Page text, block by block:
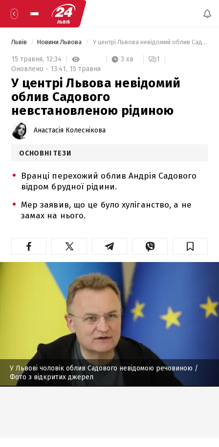
Львів Новини Львова У центрі Львова невідомий облив Садового невстановленою рідиною
15 травня, 12:34 3 хв
1
Оновлено - 13:41, 15 травня
У центрі Львова невідомий
облив Садового
невстановленою рідиною
Анастасія Колеснікова
ОСНОВНІ ТЕЗИ
Вранці перехожий облив Андрія Садового
відром брудної рідини.
Мер заявив, що це було хуліганство, а не
замах на нього.
У Львові чоловік облив Садового невідомою речовиною /
Фото з відкритих джерел